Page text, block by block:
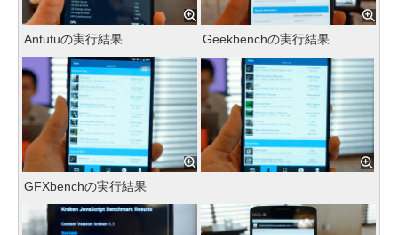
Antutuの実行結果 Geekbenchの実行結果
GFXbenchの実行結果